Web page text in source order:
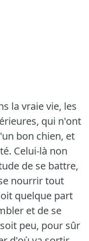
la vraie vie, les
qui n'ont
bon chien, et
Celui-là non
de se battre,
nourrir tout
quelque part
et de se
peu, pour sûr